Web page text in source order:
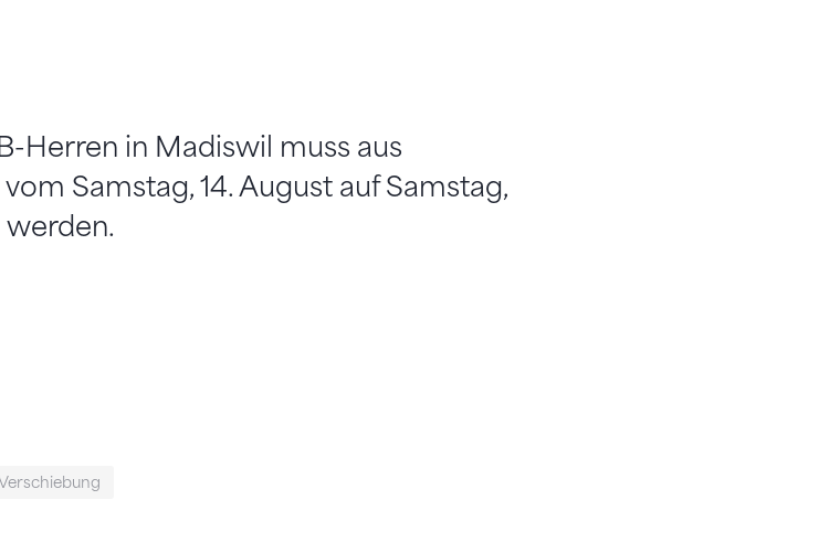
Herren in Madiswil muss aus
Samstag, 14. August auf Samstag,
werden.